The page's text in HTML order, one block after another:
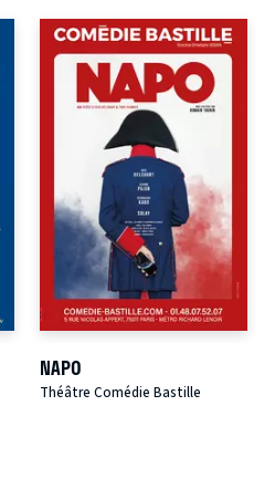
NAPO
Théâtre Comédie Bastille